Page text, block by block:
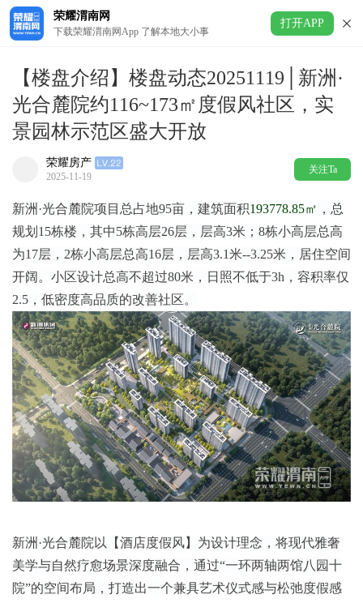
荣耀渭南网
下载荣耀渭南网App 了解本地大小事
打开APP
【楼盘介绍】楼盘动态20251119│新洲·
光合麓院约116~173㎡度假风社区，实
景园林示范区盛大开放
荣耀房产
2025-11-19
关注Ta
新洲·光合麓院项目总占地95亩，建筑面积193778.85㎡ ，总
规划15栋楼，其中5栋高层26层，层高3米；8栋小高层总高
为17层，2栋小高层总高16层，层高3.1米--3.25米，居住空间
开阔。小区设计总高不超过80米，日照不低于3h，容积率仅
2.5，低密度高品质的改善社区。
新洲·光合麓院以【酒店度假风】为设计理念，将现代雅奢
美学与自然疗愈场景深度融合，通过“一环两轴两馆八园十
院”的空间布局，打造出一个兼具艺术仪式感与松弛度假感